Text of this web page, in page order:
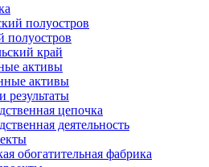
полуостров
полуостров
край
активы
активы
результаты
цепочка
деятельность
обогатительная фабрика